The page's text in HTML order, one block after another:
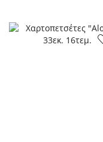
Flamingo
Paradise